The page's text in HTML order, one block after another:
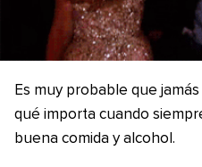
Es muy probable que
qué importa cuando
buena comida y alcohol.